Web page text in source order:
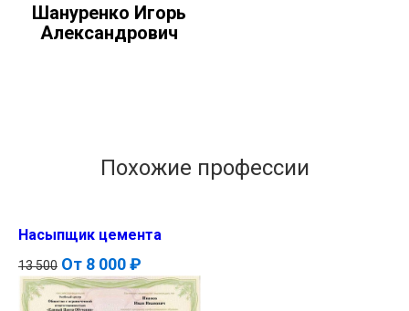
Шануренко Игорь
Александрович
Похожие профессии
Насыпщик цемента
13 500 От 8 000 ₽